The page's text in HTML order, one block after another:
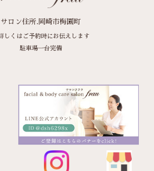
サロン住所.岡崎市梅園町
しくはご予約時にお伝えします
駐車場一台完備